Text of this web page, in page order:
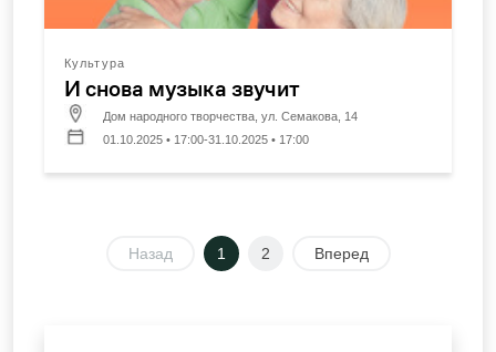
Культура
И снова музыка звучит
Дом народного творчества, ул. Семакова, 14
01.10.2025 • 17:00-31.10.2025 • 17:00
Назад 1 2 Вперед